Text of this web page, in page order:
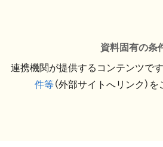
資料固有の条
連携機関が提供するコンテンツです
件等（外部サイトへリンク）